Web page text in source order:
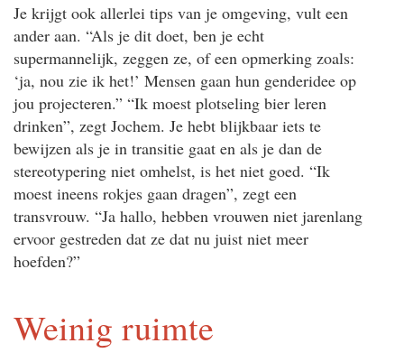
Je krijgt ook allerlei tips van je omgeving, vult een
ander aan. “Als je dit doet, ben je echt
supermannelijk, zeggen ze, of een opmerking zoals:
‘ja, nou zie ik het!’ Mensen gaan hun genderidee op
jou projecteren.” “Ik moest plotseling bier leren
drinken”, zegt Jochem. Je hebt blijkbaar iets te
bewijzen als je in transitie gaat en als je dan de
stereotypering niet omhelst, is het niet goed. “Ik
moest ineens rokjes gaan dragen”, zegt een
transvrouw. “Ja hallo, hebben vrouwen niet jarenlang
ervoor gestreden dat ze dat nu juist niet meer
hoefden?”
Weinig ruimte